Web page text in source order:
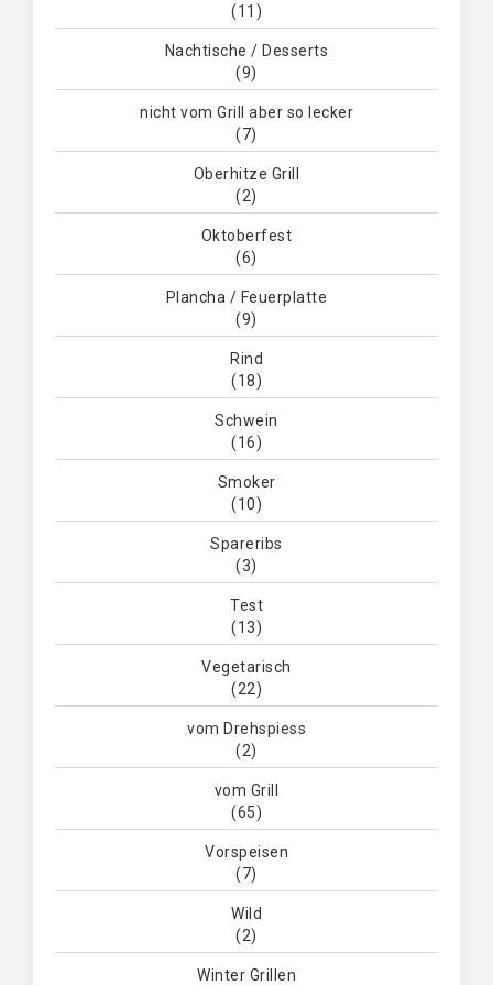
(11)
Nachtische / Desserts
(9)
nicht vom Grill aber so lecker
(7)
Oberhitze Grill
(2)
Oktoberfest
(6)
Plancha / Feuerplatte
(9)
Rind
(18)
Schwein
(16)
Smoker
(10)
Spareribs
(3)
Test
(13)
Vegetarisch
(22)
vom Drehspiess
(2)
vom Grill
(65)
Vorspeisen
(7)
Wild
(2)
Winter Grillen